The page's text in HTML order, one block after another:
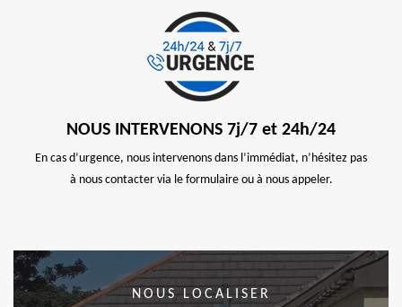
NOUS INTERVENONS 7j/7 et 24h/24
En cas d’urgence, nous intervenons dans l’immédiat, n’hésitez pas
à nous contacter via le formulaire ou à nous appeler.
NOUS LOCALISER